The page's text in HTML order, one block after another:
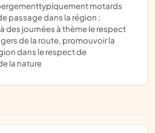
motards
passage dans la région ;
des journées à thème le respect
de la route, promouvoir la
dans le respect de
la nature